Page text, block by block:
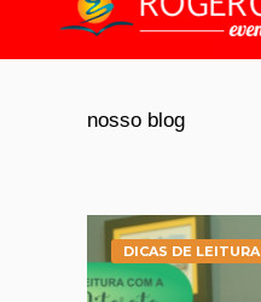
nosso blog
DICAS DE LEITURA